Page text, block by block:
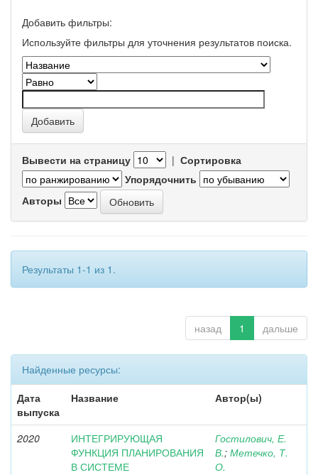
Добавить фильтры:
Используйте фильтры для уточнения результатов поиска.
Вывести на страницу | Сортировка
Упорядочнить
Авторы
Результаты 1-1 из 1.
назад 1 дальше
Найденные ресурсы:
Дата
выпуска
Название Автор(ы)
2020
ИНТЕГРИРУЮЩАЯ
ФУНКЦИЯ ПЛАНИРОВАНИЯ
В СИСТЕМЕ
Гостилович, Е.
В.; Метечко, Т.
О.